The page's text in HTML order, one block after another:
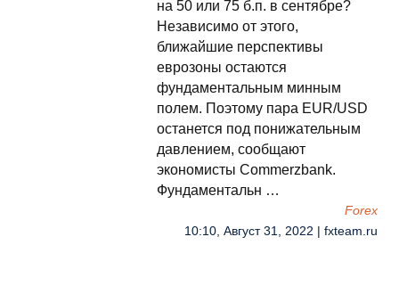
на 50 или 75 б.п. в сентябре?
Независимо от этого,
ближайшие перспективы
еврозоны остаются
фундаментальным минным
полем. Поэтому пара EUR/USD
останется под понижательным
давлением, сообщают
экономисты Commerzbank.
Фундаментальн …
Forex
10:10, Август 31, 2022 | fxteam.ru